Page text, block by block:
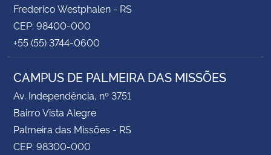
Frederico Westphalen - RS
CEP: 98400-000
+55 (55) 3744-0600
CAMPUS DE PALMEIRA DAS MISSÕES
Av. Independência, nº 3751
Bairro Vista Alegre
Palmeira das Missões - RS
CEP: 98300-000